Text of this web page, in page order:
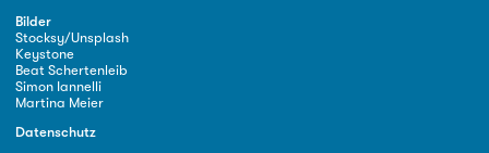
Bilder
Stocksy/Unsplash
Keystone
Beat Schertenleib
Simon Iannelli
Martina Meier
Datenschutz